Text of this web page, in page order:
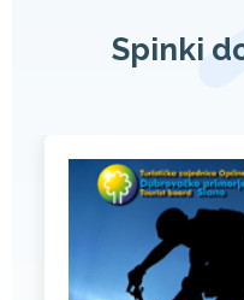
Spinki